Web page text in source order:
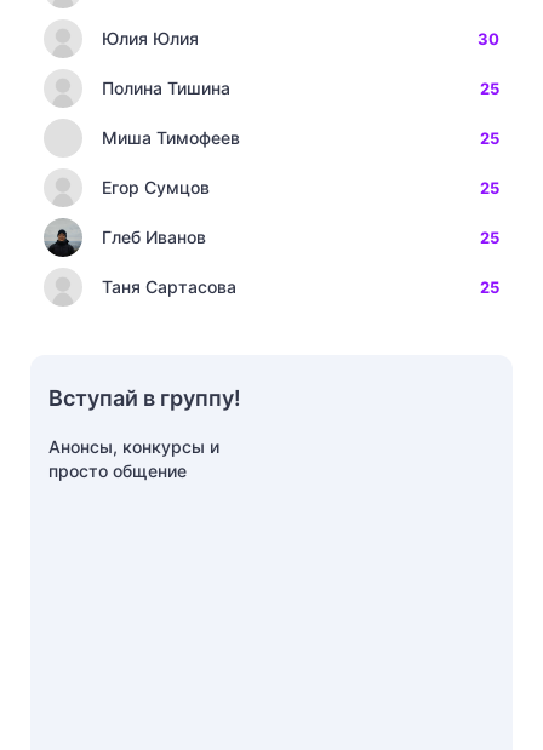
Юлия Юлия 30
Полина Тишина 25
Миша Тимофеев 25
Егор Сумцов 25
Глеб Иванов 25
Таня Сартасова 25
Вступай в группу!
Анонсы, конкурсы и
просто общение